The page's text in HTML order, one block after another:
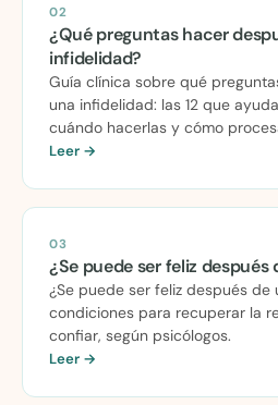
02
¿Qué preguntas hacer
infidelidad?
Guía clínica sobre qué
una infidelidad: las 12 que
cuándo hacerlas y cómo
Leer →
03
¿Se puede ser feliz después
¿Se puede ser feliz después de
condiciones para recuperar la
confiar, según psicólogos.
Leer →